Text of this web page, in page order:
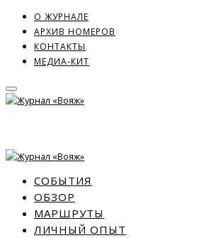
О ЖУРНАЛЕ
АРХИВ НОМЕРОВ
КОНТАКТЫ
МЕДИА-КИТ
СОБЫТИЯ
ОБЗОР
МАРШРУТЫ
ЛИЧНЫЙ ОПЫТ